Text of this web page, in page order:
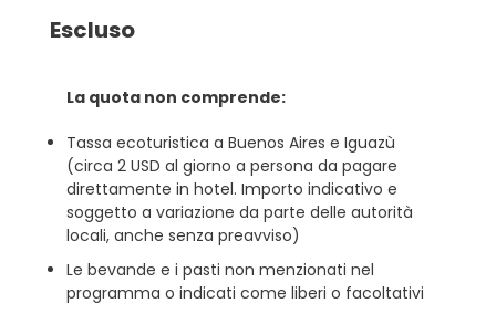
Escluso
La quota non comprende:
Tassa ecoturistica a Buenos Aires e Iguazù
(circa 2 USD al giorno a persona da pagare
direttamente in hotel. Importo indicativo e
soggetto a variazione da parte delle autorità
locali, anche senza preavviso)
Le bevande e i pasti non menzionati nel
programma o indicati come liberi o facoltativi